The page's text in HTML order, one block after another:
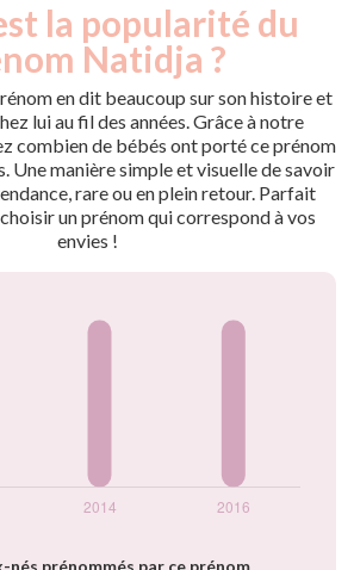
la popularité du
Natidja ?
en dit beaucoup sur son histoire et
lui au fil des années. Grâce à notre
combien de bébés ont porté ce prénom
Une manière simple et visuelle de savoir
rare ou en plein retour. Parfait
un prénom qui correspond à vos
envies !